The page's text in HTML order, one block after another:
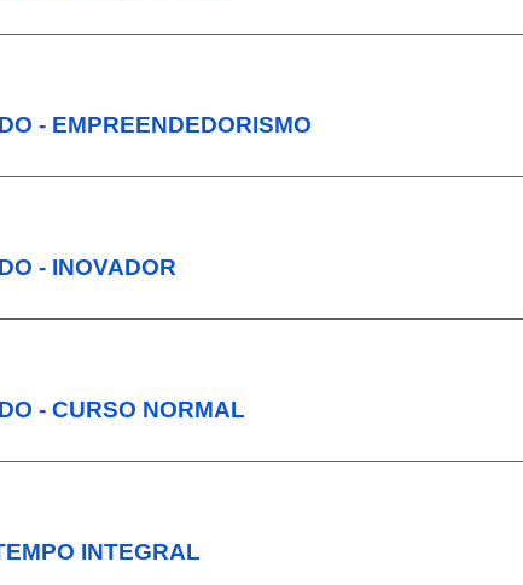
- EMPREENDEDORISMO
- INOVADOR
- CURSO NORMAL
INTEGRAL